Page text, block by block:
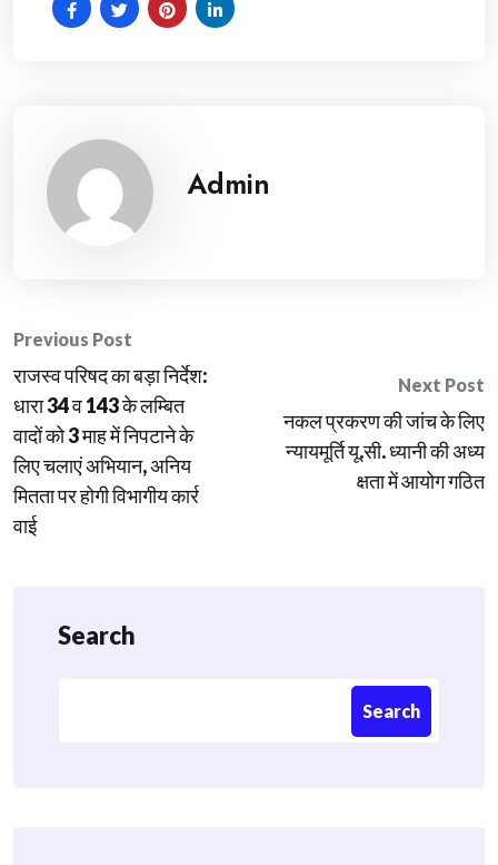
Admin
Post
navigation
Previous Post
राजस्व परिषद का बड़ा निर्देश:
धारा 34 व 143 के लम्बित
वादों को 3 माह में निपटाने के
लिए चलाएं अभियान, अनिय
मितता पर होगी विभागीय कार्र
वाई
Next Post
नकल प्रकरण की जांच के लिए
न्यायमूर्ति यू.सी. ध्यानी की अध्य
क्षता में आयोग गठित
Search
Search